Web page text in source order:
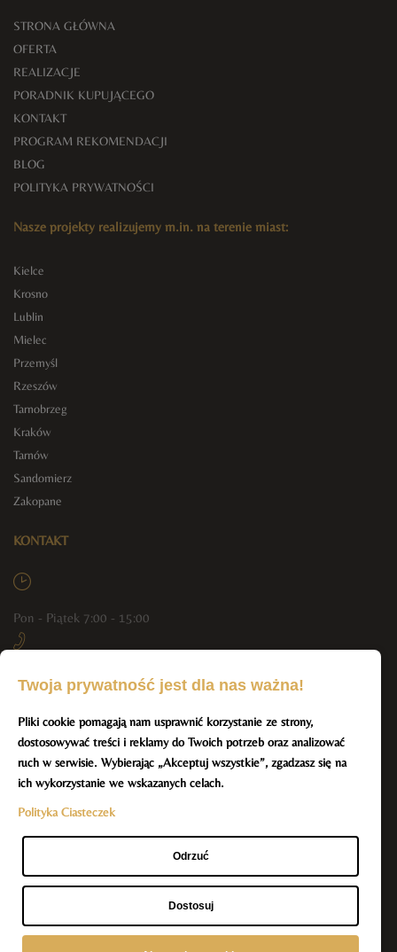
STRONA GŁÓWNA
OFERTA
REALIZACJE
PORADNIK KUPUJĄCEGO
KONTAKT
PROGRAM REKOMENDACJI
BLOG
POLITYKA PRYWATNOŚCI
Nasze projekty realizujemy m.in. na terenie miast:
Kielce
Krosno
Lublin
Mielec
Przemyśl
Rzeszów
Tarnobrzeg
Kraków
Tarnów
Sandomierz
Zakopane
KONTAKT
Pon - Piątek 7:00 - 15:00
+48 790 444 804, +48 512 293 551
info@resmar-spa.pl
BĄDŹ NA BIEŻĄCO Z NAMI
Twoja prywatność jest dla nas ważna!
Pliki cookie pomagają nam usprawnić korzystanie ze strony,
dostosowywać treści i reklamy do Twoich potrzeb oraz analizować
ruch w serwisie. Wybierając „Akceptuj wszystkie”, zgadzasz się na
ich wykorzystanie we wskazanych celach.
Polityka Ciasteczek
Odrzuć
Dostosuj